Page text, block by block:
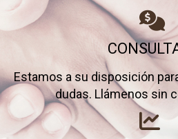
Estamos a su disposición
dudas. Llámenos sin